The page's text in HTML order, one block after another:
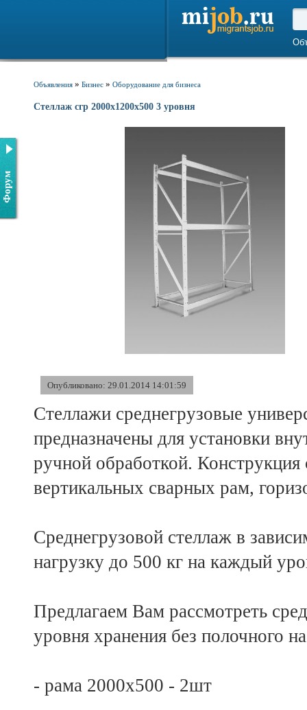
Форум
Объявления » Бизнес » Оборудование для бизнеса
Стеллаж сгр 2000х1200х500 3 уровня
Опубликовано: 29.01.2014 14:01:59
Стеллажи среднегрузовые
предназначены для установки
ручной обработкой.
вертикальных сварных рам,
Среднегрузовой стеллаж в
нагрузку до 500 кг на каждый
Предлагаем Вам рассмотреть
уровня хранения без полочного
- рама 2000х500 - 2шт